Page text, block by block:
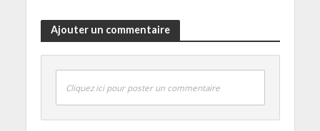
Ajouter un commentaire
Cliquez ici pour poster un commentaire